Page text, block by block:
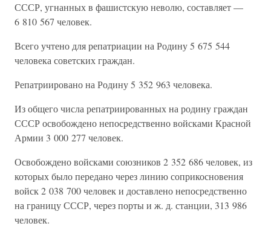
СССР, угнанных в фашистскую неволю, составляет —
6 810 567 человек.
Всего учтено для репатриации на Родину 5 675 544
человека советских граждан.
Репатриировано на Родину 5 352 963 человека.
Из общего числа репатриированных на родину граждан
СССР освобождено непосредственно войсками Красной
Армии 3 000 277 человек.
Освобождено войсками союзников 2 352 686 человек, из
которых было передано через линию соприкосновения
войск 2 038 700 человек и доставлено непосредственно
на границу СССР, через порты и ж. д. станции, 313 986
человек.